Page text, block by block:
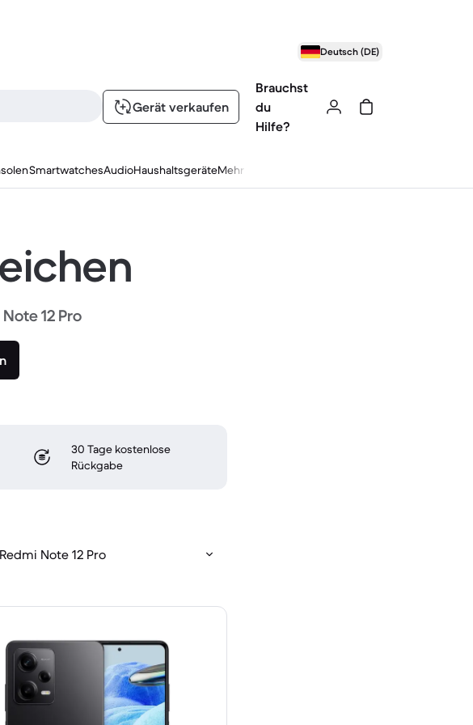
Deutsch (DE)
Gerät verkaufen
Brauchst
du
Hilfe?
SmartwatchesAudioHaushaltsgeräteMehr
12 Pro
30 Tage kostenlose
Rückgabe
Note 12 Pro